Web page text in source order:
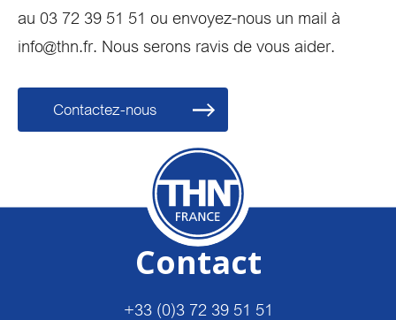
au 03 72 39 51 51 ou envoyez-nous un mail à
info@thn.fr. Nous serons ravis de vous aider.
Contactez-nous
Contact
+33 (0)3 72 39 51 51